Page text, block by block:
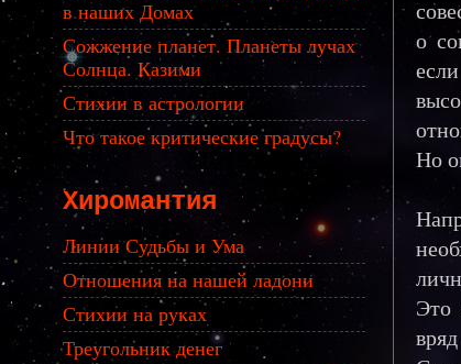
о
Но
Это
в наших Домах
Сожжение планет. Планеты лучах
Солнца. Казими
Стихии в астрологии
Что такое критические градусы?
Хиромантия
Линии Судьбы и Ума
Отношения на нашей ладони
Стихии на руках
Треугольник денег